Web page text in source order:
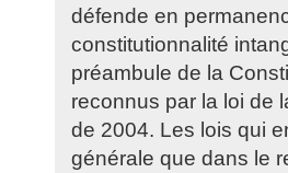
défende en
constitutionnalité
préambule de la
reconnus par la loi de
de 2004. Les lois qui
générale que dans le